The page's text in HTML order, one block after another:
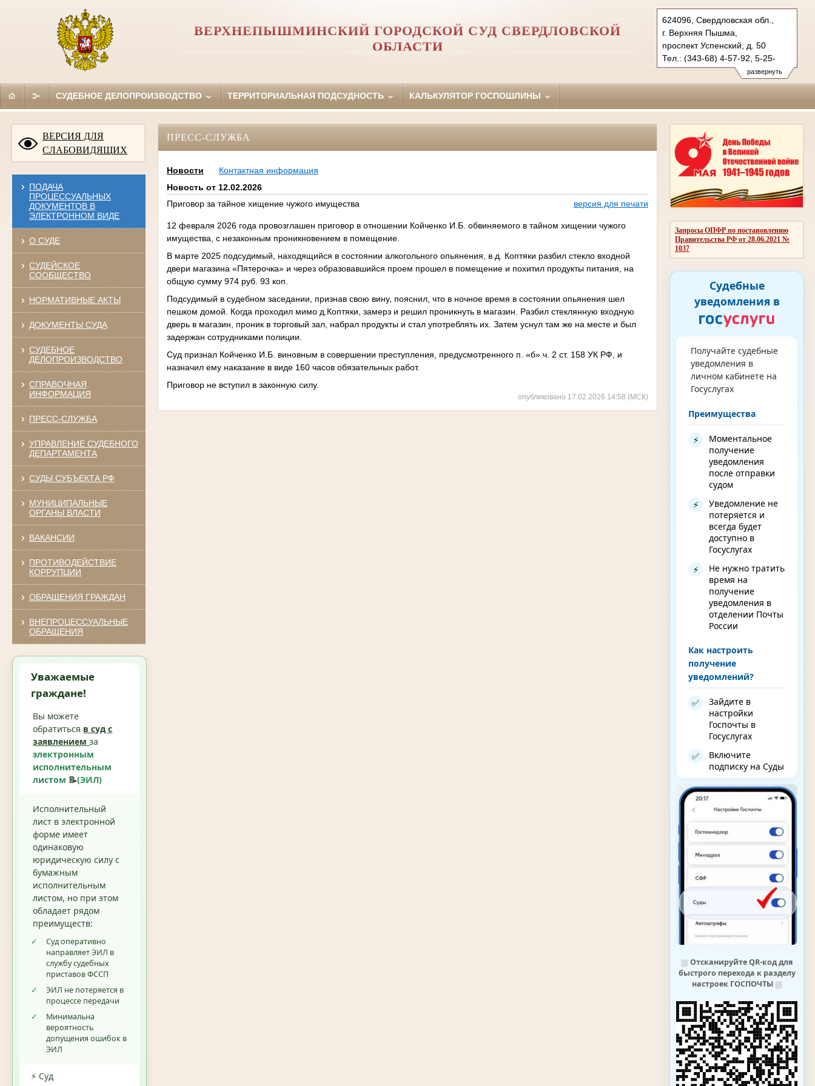
развернуть
624096, Свердловская обл.,
г. Верхняя Пышма,
проспект Успенский, д. 50
Тел.: (343-68) 4-57-92, 5-25-
45 (ф.)
verhnepyshminsky.svd@sudrf.ru
ВЕРХНЕПЫШМИНСКИЙ ГОРОДСКОЙ СУД СВЕРДЛОВСКОЙ
ОБЛАСТИ
СУДЕБНОЕ ДЕЛОПРОИЗВОДСТВО ТЕРРИТОРИАЛЬНАЯ ПОДСУДНОСТЬ КАЛЬКУЛЯТОР ГОСПОШЛИНЫ
ВЕРСИЯ ДЛЯ
СЛАБОВИДЯЩИХ
ПОДАЧА
ПРОЦЕССУАЛЬНЫХ
ДОКУМЕНТОВ В
ЭЛЕКТРОННОМ ВИДЕ
О СУДЕ
СУДЕЙСКОЕ
СООБЩЕСТВО
НОРМАТИВНЫЕ АКТЫ
ДОКУМЕНТЫ СУДА
СУДЕБНОЕ
ДЕЛОПРОИЗВОДСТВО
СПРАВОЧНАЯ
ИНФОРМАЦИЯ
ПРЕСС-СЛУЖБА
УПРАВЛЕНИЕ СУДЕБНОГО
ДЕПАРТАМЕНТА
СУДЫ СУБЪЕКТА РФ
МУНИЦИПАЛЬНЫЕ
ОРГАНЫ ВЛАСТИ
ВАКАНСИИ
ПРОТИВОДЕЙСТВИЕ
КОРРУПЦИИ
ОБРАЩЕНИЯ ГРАЖДАН
ВНЕПРОЦЕССУАЛЬНЫЕ
ОБРАЩЕНИЯ
Уважаемые
граждане!
Вы можете
обратиться в суд с
заявлениемза
электронным
исполнительным
листом 📝(ЭИЛ)
Исполнительный
лист в электронной
форме имеет
одинаковую
юридическую силу с
бумажным
исполнительным
листом, но при этом
обладает рядом
преимуществ:
✓
Суд оперативно
направляет ЭИЛ в
службу судебных
приставов ФССП
✓
ЭИЛ не потеряется в
процессе передачи
✓
Минимальна
вероятность
допущения ошибок в
ЭИЛ
⚡ Суд
Запросы ОПФР по постановлению
Правительства РФ от 28.06.2021 №
1037
Судебные
уведомления в
Получайте судебные
уведомления в
личном кабинете на
Госуслугах
Преимущества
⚡
Моментальное
получение
уведомления
после отправки
судом
⚡
Уведомление не
потеряется и
всегда будет
доступно в
Госуслугах
⚡
Не нужно тратить
время на
получение
уведомления в
отделении Почты
России
Как настроить
получение
уведомлений?
✅
Зайдите в
настройки
Госпочты в
Госуслугах
✅
Включите
подписку на Суды
⛆ Отсканируйте QR-код для
быстрого перехода к разделу
настроек ГОСПОЧТЫ⛆
ПРЕСС-СЛУЖБА
Новости
Контактная информация
Новость от 12.02.2026
Приговор за тайное хищение чужого имущества
версия для печати
12 февраля 2026 года провозглашен приговор в отношении Койченко И.Б. обвиняемого в тайном хищении чужого
имущества, с незаконным проникновением в помещение.
В марте 2025 подсудимый, находящийся в состоянии алкогольного опьянения, в д. Коптяки разбил стекло входной
двери магазина «Пятерочка» и через образовавшийся проем прошел в помещение и похитил продукты питания, на
общую сумму 974 руб. 93 коп.
Подсудимый в судебном заседании, признав свою вину, пояснил, что в ночное время в состоянии опьянения шел
пешком домой. Когда проходил мимо д.Коптяки, замерз и решил проникнуть в магазин. Разбил стеклянную входную
дверь в магазин, проник в торговый зал, набрал продукты и стал употреблять их. Затем уснул там же на месте и был
задержан сотрудниками полиции.
Суд признал Койченко И.Б. виновным в совершении преступления, предусмотренного п. «б» ч. 2 ст. 158 УК РФ, и
назначил ему наказание в виде 160 часов обязательных работ.
Приговор не вступил в законную силу.
опубликовано 17.02.2026 14:58 (МСК)